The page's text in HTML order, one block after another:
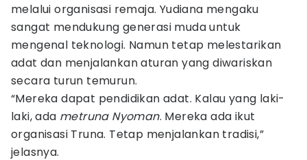
melalui organisasi remaja. Yudiana mengaku
sangat mendukung generasi muda untuk
mengenal teknologi. Namun tetap melestarikan
adat dan menjalankan aturan yang diwariskan
secara turun temurun.
“Mereka dapat pendidikan adat. Kalau yang laki-
laki, ada metruna Nyoman. Mereka ada ikut
organisasi Truna. Tetap menjalankan tradisi,”
jelasnya.